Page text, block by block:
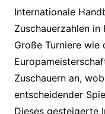
Internationale
Zuschauerzahlen
Große Turniere wie
Zuschauern an,
entscheidender
Dieses gesteigerte